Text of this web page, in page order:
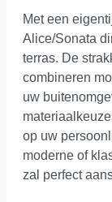
Met een
Alice/Sonata
terras. De
combineren
uw
op uw
moderne of
zal perfect